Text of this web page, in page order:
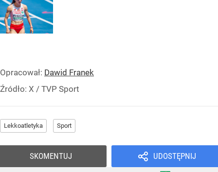
Opracował: Dawid Franek
Źródło: X / TVP Sport
Lekkoatletyka Sport
UDOSTĘPNIJ
SKOMENTUJ